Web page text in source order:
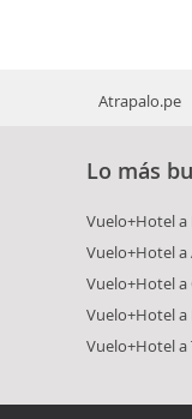
Atrapalo.pe
Lo más
Vuelo+Hotel a
Vuelo+Hotel
Vuelo+Hotel a
Vuelo+Hotel a
Vuelo+Hotel a